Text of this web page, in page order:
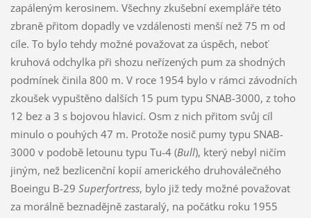
zapáleným kerosinem. Všechny zkušební exempláře této
zbraně přitom dopadly ve vzdálenosti menší než 75 m od
cíle. To bylo tehdy možné považovat za úspěch, neboť
kruhová odchylka při shozu neřízených pum za shodných
podmínek činila 800 m. V roce 1954 bylo v rámci závodních
zkoušek vypuštěno dalších 15 pum typu SNAB-3000, z toho
12 bez a 3 s bojovou hlavicí. Osm z nich přitom svůj cíl
minulo o pouhých 47 m. Protože nosič pumy typu SNAB-
3000 v podobě letounu typu Tu-4 (Bull), který nebyl ničím
jiným, než bezlicenční kopií amerického druhoválečného
Boeingu B-29 Superfortress, bylo již tedy možné považovat
za morálně beznadějně zastaralý, na počátku roku 1955